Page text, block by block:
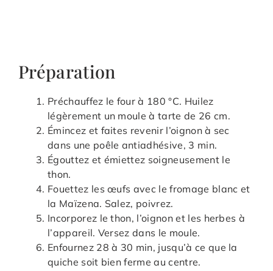
Préparation
Préchauffez le four à 180 °C. Huilez
légèrement un moule à tarte de 26 cm.
Émincez et faites revenir l’oignon à sec
dans une poêle antiadhésive, 3 min.
Égouttez et émiettez soigneusement le
thon.
Fouettez les œufs avec le fromage blanc et
la Maïzena. Salez, poivrez.
Incorporez le thon, l’oignon et les herbes à
l’appareil. Versez dans le moule.
Enfournez 28 à 30 min, jusqu’à ce que la
quiche soit bien ferme au centre.